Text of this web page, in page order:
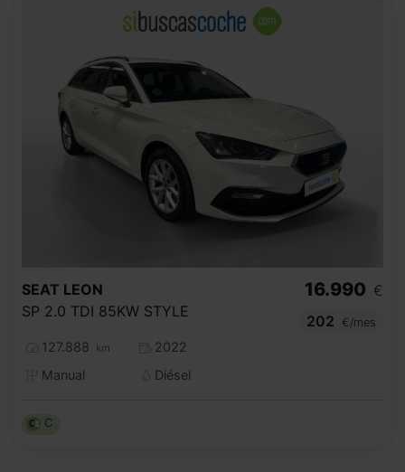
SEAT LEON
SP 2.0 TDI 85KW STYLE
127.888 km
2022
Manual
Diésel
16.990 €
202
€/mes
C